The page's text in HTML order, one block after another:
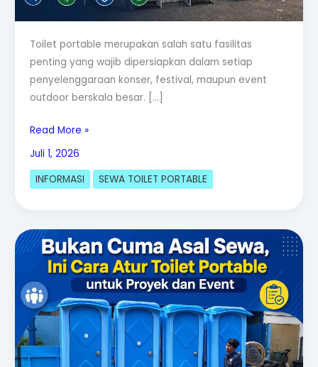
Toilet portable merupakan salah satu fasilitas
penting yang wajib dipersiapkan dalam setiap
penyelenggaraan konser, festival, maupun event
outdoor berskala besar. […]
Read More »
Juli 1, 2026
INFORMASI
SEWA TOILET PORTABLE
Bukan
Cuma
Asal
Sewa,
Ini
Cara
Atur
Toilet